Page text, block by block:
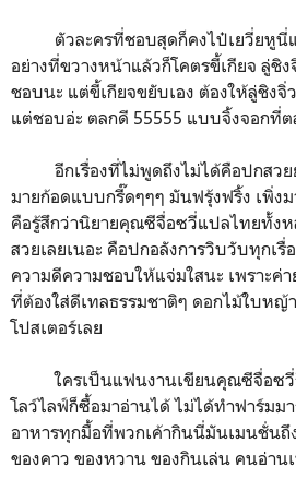
ตัวละครที่ชอบสุดก็คงไป๋เยวี่ยหูนี่แ
อย่างที่ขวางหน้าแล้วก็โคตรขี้เกียจ ลู่ชิง
ชอบนะ แต่ขี้เกียจขยับเอง ต้องให้ลู่ชิง
แต่ชอบอ่ะ ตลกดี 55555 แบบจิ้งจอกที่ต
อีกเรื่องที่ไม่พูดถึงไม่ได้คือปกสวยย
มายก้อดแบบกรี๊ดๆๆๆ มันฟรุ้งฟริ้ง เพิ่ง
คือรู้สึกว่านิยายคุณซีจื่อซวี่แปลไทยทั้งห
สวยเลยเนอะ คือปกอลังการวิบวับทุกเรื่
ความดีความชอบให้แจ่มใสนะ เพราะค่
ที่ต้องใส่ดีเทลธรรมชาติๆ ดอกไม้ใบหญ้
โปสเตอร์เลย
ใครเป็นแฟนงานเขียนคุณซีจื่อซวี่ก็
โลว์ไลฟ์ก็ซื้อมาอ่านได้ ไม่ได้ทำฟาร์มม
อาหารทุกมื้อที่พวกเค้ากินนี่มันเมนชั่นถึ
ของคาว ของหวาน ของกินเล่น คนอ่าน